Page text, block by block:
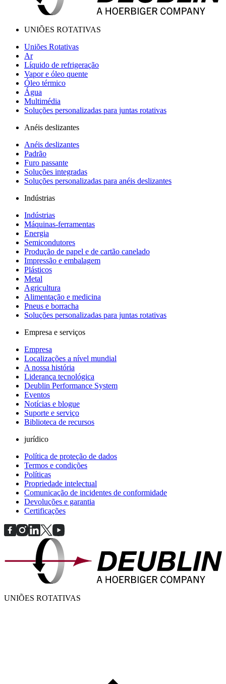
UNIÕES ROTATIVAS
Uniões Rotativas
Ar
Líquido de refrigeração
Vapor e óleo quente
Óleo térmico
Água
Multimédia
Soluções personalizadas para juntas rotativas
Anéis deslizantes
Anéis deslizantes
Padrão
Furo passante
Soluções integradas
Soluções personalizadas para anéis deslizantes
Indústrias
Indústrias
Máquinas-ferramentas
Energia
Semicondutores
Produção de papel e de cartão canelado
Impressão e embalagem
Plásticos
Metal
Agricultura
Alimentação e medicina
Pneus e borracha
Soluções personalizadas para juntas rotativas
Empresa e serviços
Empresa
Localizações a nível mundial
A nossa história
Liderança tecnológica
Deublin Performance System
Eventos
Notícias e blogue
Suporte e serviço
Biblioteca de recursos
jurídico
Política de proteção de dados
Termos e condições
Políticas
Propriedade intelectual
Comunicação de incidentes de conformidade
Devoluções e garantia
Certificações
UNIÕES ROTATIVAS